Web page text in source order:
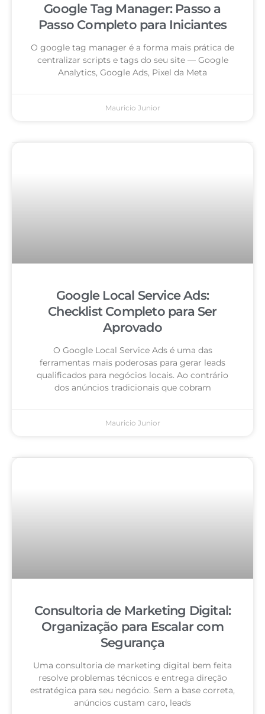
Google Tag Manager: Passo a
Passo Completo para Iniciantes
O google tag manager é a forma mais prática de
centralizar scripts e tags do seu site — Google
Analytics, Google Ads, Pixel da Meta
Mauricio Junior
Google Local Service Ads:
Checklist Completo para Ser
Aprovado
O Google Local Service Ads é uma das
ferramentas mais poderosas para gerar leads
qualificados para negócios locais. Ao contrário
dos anúncios tradicionais que cobram
Mauricio Junior
Consultoria de Marketing Digital:
Organização para Escalar com
Segurança
Uma consultoria de marketing digital bem feita
resolve problemas técnicos e entrega direção
estratégica para seu negócio. Sem a base correta,
anúncios custam caro, leads